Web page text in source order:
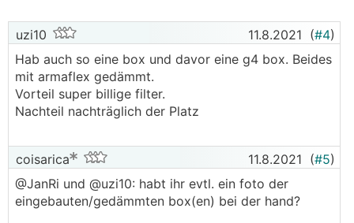
uzi10 11.8.2021 (#4)
Hab auch so eine box und davor eine g4 box. Beides
mit armaflex gedämmt.
Vorteil super billige filter.
Nachteil nachträglich der Platz
coisarica 11.8.2021 (#5)
@JanRi und @uzi10: habt ihr evtl. ein foto der
eingebauten/gedämmten box(en) bei der hand?